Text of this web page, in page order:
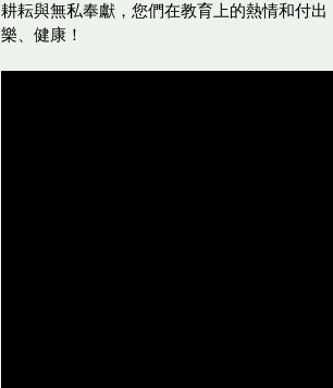
耕耘與無私奉獻，您們在教育上的熱情和付
樂、健康！